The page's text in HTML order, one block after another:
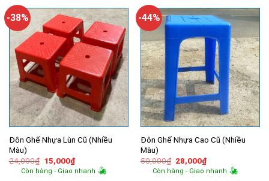
-38%
Đôn Ghế Nhựa Lùn Cũ (Nhiều
Màu)
24,000₫ Giá
gốc
là:
15,000₫Giá
hiện
tại
Còn hàng - Giao nhanh
-44%
Đôn Ghế Nhựa Cao Cũ (Nhiều
Màu)
50,000₫ Giá
gốc
là:
28,000₫Giá
hiện
tại
Còn hàng - Giao nhanh